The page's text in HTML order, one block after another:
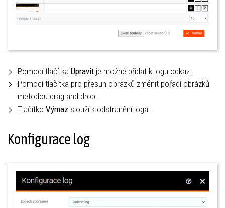
Pomocí tlačítka Upravit je možné přidat k logu odkaz.
Pomocí tlačítka pro přesun obrázků změnit pořadí obrázků
metodou drag and drop.
Tlačítko Výmaz slouží k odstranění loga.
Konfigurace log